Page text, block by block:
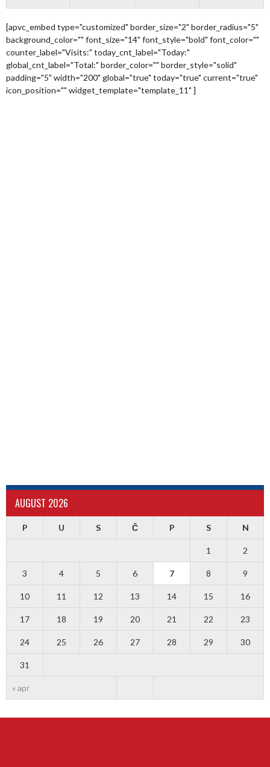
[apvc_embed type="customized" border_size="2" border_radius="5"
background_color="" font_size="14" font_style="bold" font_color=""
counter_label="Visits:" today_cnt_label="Today:"
global_cnt_label="Total:" border_color="" border_style="solid"
padding="5" width="200" global="true" today="true" current="true"
icon_position="" widget_template="template_11" ]
AUGUST 2026
P U S Č P S N
« apr
1 2
3 4 5 6 7 8 9
10 11 12 13 14 15 16
17 18 19 20 21 22 23
24 25 26 27 28 29 30
31